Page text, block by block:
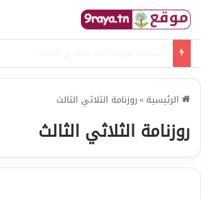
الرئيسية »روزنامة الثلاثي الثالث
روزنامة الثلاثي الثالث